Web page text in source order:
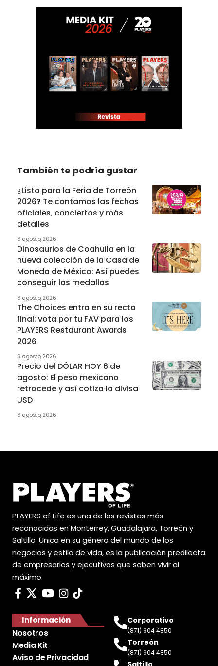
También te podría gustar
¿Listo para la Feria de Torreón
2026? Te contamos las fechas
oficiales, conciertos y más
detalles
6 agosto, 2026
Dinosaurios de Coahuila en la
nueva colección de la Casa de
Moneda de México: Así puedes
conseguir las medallas
6 agosto, 2026
The Choices entra en su recta
final; vota por tu FAV para los
PLAYERS Restaurant Awards
2026
6 agosto, 2026
Precio del DÓLAR HOY 6 de
agosto: El peso mexicano
retrocede y así cotiza la divisa
USD
6 agosto, 2026
PLAYERS of Life es una de las revistas más
reconocidas en Monterrey, Guadalajara, Torreón y
Saltillo. Única en su género del mundo de los
negocios y estilo de vida, es la publicación predilecta
de empresarios y ejecutivos que saben vivir al
máximo.
Información
Nosotros
Media Kit
Aviso de Privacidad
Corporativo
(871) 904 4850
Torreón
(871) 904 4850